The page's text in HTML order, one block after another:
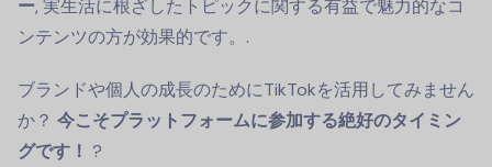
ー, 実生活に根ざしたトピックに関する有益で魅力的なコ
ンテンツの方が効果的です。.
ブランドや個人の成長のためにTikTokを活用してみません
か？ 今こそプラットフォームに参加する絶好のタイミン
グです！ ?